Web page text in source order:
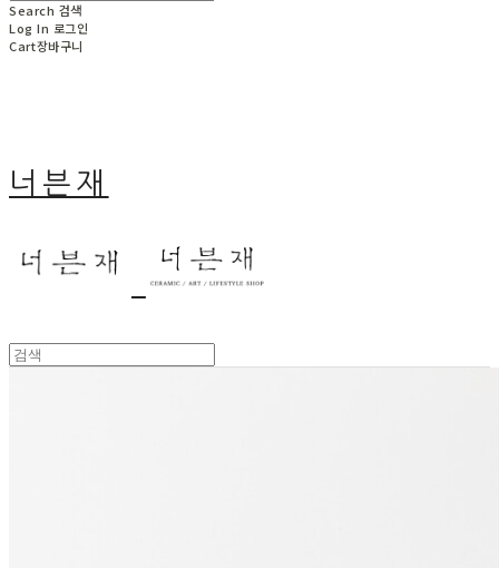
Search 검색
Log In 로그인
Cart장바구니
너븐재